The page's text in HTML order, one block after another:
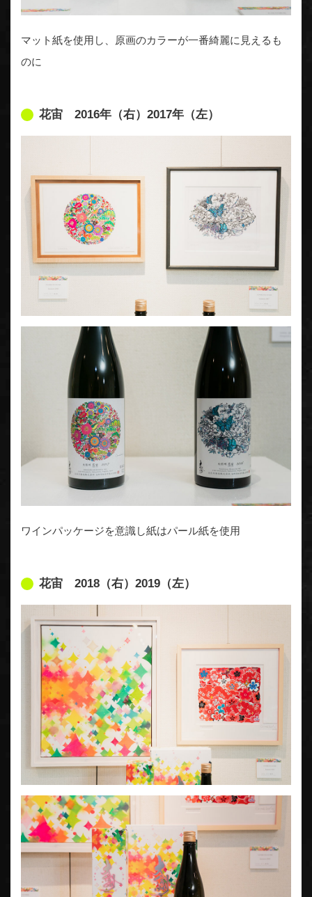
マット紙を使用し、原画のカラーが一番綺麗に見えるも
のに
花宙 2016年（右）2017年（左）
ワインパッケージを意識し紙はパール紙を使用
花宙 2018（右）2019（左）